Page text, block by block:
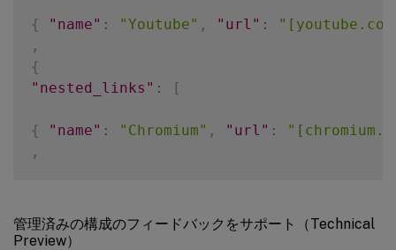
{ "name" : "Youtube" , "url" :
,
{
"nested_links" : [
{ "name" : "Chromium" , "url" :
,
],
"name"
:
"Chrome links"
管理済みの構成のフィードバックをサポート（Technical
Preview）